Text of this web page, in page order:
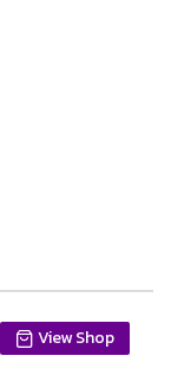
View Shop